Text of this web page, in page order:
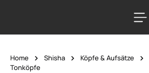
Home Shisha Köpfe & Aufsätze
Tonköpfe